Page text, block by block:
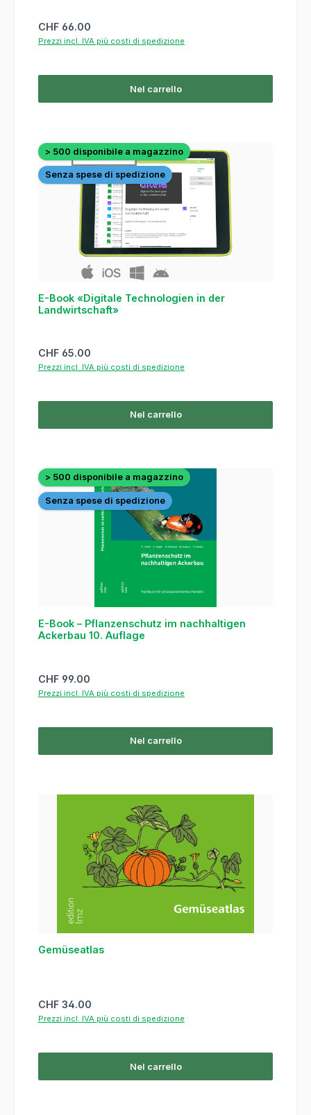
Prezzo normale:
CHF 66.00
Prezzi incl. IVA più costi di spedizione
Nel carrello
> 500 disponibile a magazzino
Senza spese di spedizione
E-Book «Digitale Technologien in der
Landwirtschaft»
Prezzo normale:
CHF 65.00
Prezzi incl. IVA più costi di spedizione
Nel carrello
> 500 disponibile a magazzino
Senza spese di spedizione
E-Book – Pflanzenschutz im nachhaltigen
Ackerbau 10. Auflage
Prezzo normale:
CHF 99.00
Prezzi incl. IVA più costi di spedizione
Nel carrello
Gemüseatlas
Prezzo normale:
CHF 34.00
Prezzi incl. IVA più costi di spedizione
Nel carrello